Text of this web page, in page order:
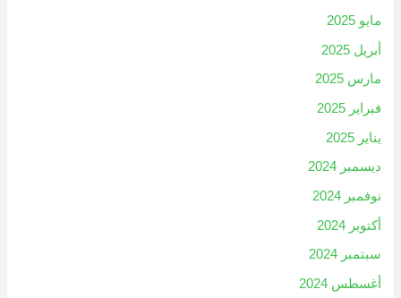
مايو 2025
أبريل 2025
مارس 2025
فبراير 2025
يناير 2025
ديسمبر 2024
نوفمبر 2024
أكتوبر 2024
سبتمبر 2024
أغسطس 2024